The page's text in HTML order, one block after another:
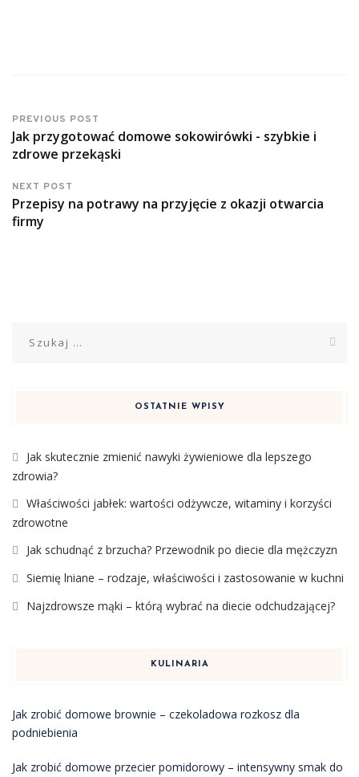
PREVIOUS POST
Jak przygotować domowe sokowirówki - szybkie i
zdrowe przekąski
NEXT POST
Przepisy na potrawy na przyjęcie z okazji otwarcia
firmy
OSTATNIE WPISY
Jak skutecznie zmienić nawyki żywieniowe dla lepszego
zdrowia?
Właściwości jabłek: wartości odżywcze, witaminy i korzyści
zdrowotne
Jak schudnąć z brzucha? Przewodnik po diecie dla mężczyzn
Siemię lniane – rodzaje, właściwości i zastosowanie w kuchni
Najzdrowsze mąki – którą wybrać na diecie odchudzającej?
KULINARIA
Jak zrobić domowe brownie – czekoladowa rozkosz dla
podniebienia
Jak zrobić domowe przecier pomidorowy – intensywny smak do